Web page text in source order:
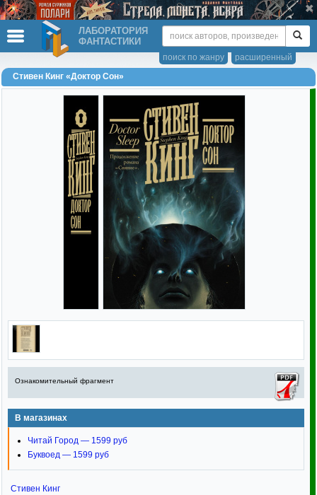
ЛАБОРАТОРИЯ
ФАНТАСТИКИ
расширенный
поиск по жанру
Стивен Кинг «Доктор Сон»
Ознакомительный фрагмент
В магазинах
Читай Город — 1599 руб
Буквоед — 1599 руб
Стивен Кинг